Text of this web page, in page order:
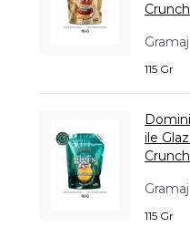
Gramaj
115 Gr
ile
Gramaj
115 Gr